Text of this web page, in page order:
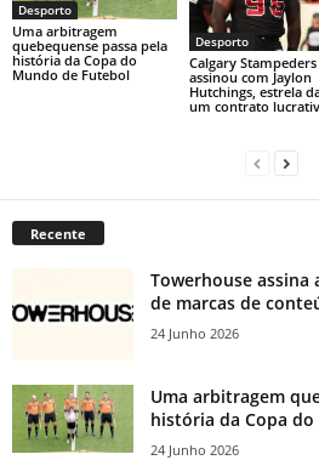
Desporto
Uma arbitragem
quebequense passa pela
história da Copa do
Mundo de Futebol
Desporto
Calgary Stampeders
assinou com Jaylon
Hutchings, estrela da
um contrato
Recente
Towerhouse assina
de marcas de
24 Junho 2026
Uma arbitragem
história da Copa
24 Junho 2026